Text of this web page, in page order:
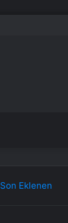
Son Eklenen